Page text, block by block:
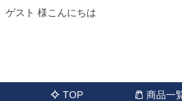
ゲスト 様こんにちは
TOP 商品一